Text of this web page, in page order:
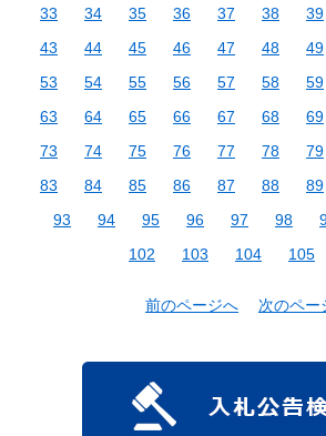
33
34 35 36 37 38 39
43
44 45 46 47 48 49
53
54 55 56 57 58 59
63
64 65 66 67 68 69
73
74 75 76 77 78 79
83
84 85 86 87 88 89
93
94 95 96 97 98
102
103 104 105
前のページへ 次のペー